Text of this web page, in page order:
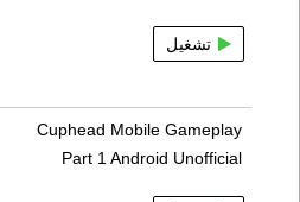
تشغيل
Cuphead Mobile Gameplay
Part 1 Android Unofficial